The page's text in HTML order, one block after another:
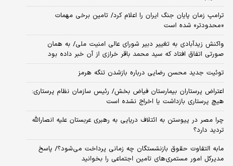
ترامپ زمان پایان جنگ ایران را اعلام کرد/ تامین برخی مهمات
«محدودتر» شده است
واکنش زیدآبادی به تغییر دبیر شورای عالی امنیت ملی/ به همان
صورتی اتفاق افتاد که سید محمد باقر خرازی از آن خبر داده بود
توئیت جدید محسن رضایی درباره بازشدن تنگه هرمز
اعتراض پرستاران بیمارستان فیاض بخش/ رئیس سازمان نظام پرستاری:
هیچ پرستاری بازداشت یا اخراج نشده است
چرا مصر در پیوستن به ائتلاف دریایی به رهبری عربستان علیه انصارالله
تردید دارد؟
مابه التفاوت حقوق بازنشستگان چه زمانی پرداخت می‌شود؟/ پاسخ
مدیرکل امور مستمری‌های تامین اجتماعی را بخوانید